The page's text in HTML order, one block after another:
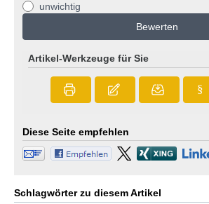
unwichtig
Bewerten
Artikel-Werkzeuge für Sie
§
Diese Seite empfehlen
Schlagwörter zu diesem Artikel